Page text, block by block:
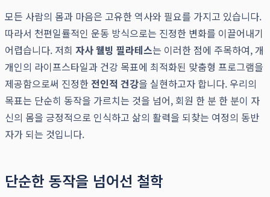
모든 사람의 몸과 마음은 고유한 역사와 필요를 가지고 있습니다.
따라서 천편일률적인 운동 방식으로는 진정한 변화를 이끌어내기
어렵습니다. 저희 자사 웰빙 필라테스는 이러한 점에 주목하여, 개
개인의 라이프스타일과 건강 목표에 최적화된 맞춤형 프로그램을
제공함으로써 진정한 전인적 건강을 실현하고자 합니다. 우리의
목표는 단순히 동작을 가르치는 것을 넘어, 회원 한 분 한 분이 자
신의 몸을 긍정적으로 인식하고 삶의 활력을 되찾는 여정의 동반
자가 되는 것입니다.
단순한 동작을 넘어선 철학